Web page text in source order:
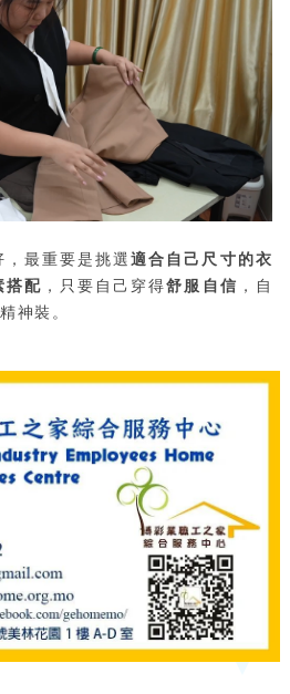
，最重要是挑選適合自己尺寸的衣
搭配 ，只要自己穿得舒服自信 ，自
神裝。